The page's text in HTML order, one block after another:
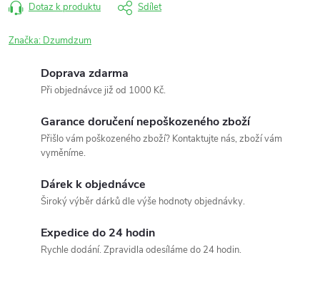
Dotaz k produktu Sdílet
Značka: Dzumdzum
Doprava zdarma
Při objednávce již od 1000 Kč.
Garance doručení nepoškozeného zboží
Přišlo vám poškozeného zboží? Kontaktujte nás, zboží vám
vyměníme.
Dárek k objednávce
Široký výběr dárků dle výše hodnoty objednávky.
Expedice do 24 hodin
Rychle dodání. Zpravidla odesíláme do 24 hodin.